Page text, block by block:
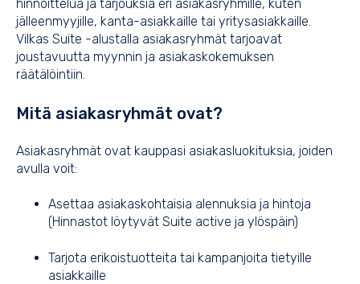
hinnoittelua ja tarjouksia eri asiakasryhmille, kuten
jälleenmyyjille, kanta-asiakkaille tai yritysasiakkaille.
Vilkas Suite -alustalla asiakasryhmät tarjoavat
joustavuutta myynnin ja asiakaskokemuksen
räätälöintiin.
Mitä asiakasryhmät ovat?
Asiakasryhmät ovat kauppasi asiakasluokituksia, joiden
avulla voit:
Asettaa asiakaskohtaisia alennuksia ja hintoja
(Hinnastot löytyvät Suite active ja ylöspäin)
Tarjota erikoistuotteita tai kampanjoita tietyille
asiakkaille